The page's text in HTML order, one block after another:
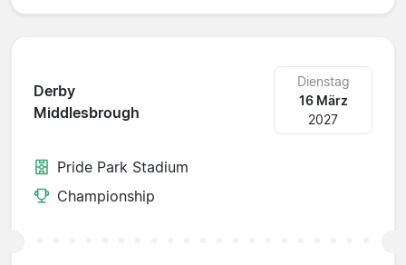
Derby
Middlesbrough
Dienstag
16 März
2027
Pride Park Stadium
Championship